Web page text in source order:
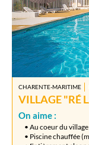
CHARENTE-MARITIME
VILLAGE "RÉ
On aime :
• Au coeur du
• Piscine chauffée